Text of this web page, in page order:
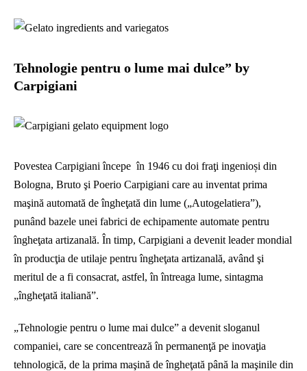
Tehnologie pentru o lume mai dulce” by
Carpigiani
Povestea Carpigiani începe în 1946 cu doi fraţi ingenioși din
Bologna, Bruto şi Poerio Carpigiani care au inventat prima
maşină automată de îngheţată din lume („Autogelatiera”),
punând bazele unei fabrici de echipamente automate pentru
îngheţata artizanală. În timp, Carpigiani a devenit leader mondial
în producţia de utilaje pentru îngheţata artizanală, având şi
meritul de a fi consacrat, astfel, în întreaga lume, sintagma
„îngheţată italiană”.
„Tehnologie pentru o lume mai dulce” a devenit sloganul
companiei, care se concentrează în permanenţă pe inovaţia
tehnologică, de la prima maşină de îngheţată până la maşinile din